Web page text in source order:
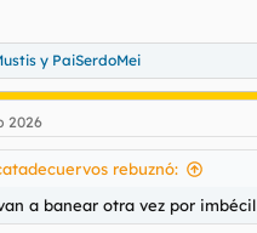
y PaiSerdoMei
2026
rebuznó:
a banear otra vez por imbécil